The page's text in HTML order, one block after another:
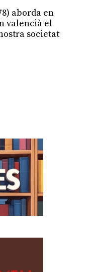
aborda en
valencià el
societat